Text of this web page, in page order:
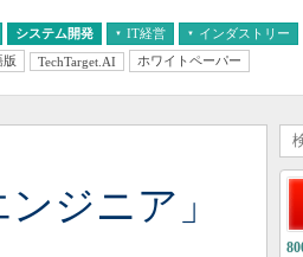
システム開発 IT経営 インダストリー
版 TechTarget.AI ホワイトペーパー
ジニア」